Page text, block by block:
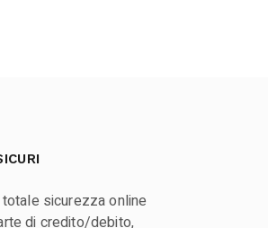
sicurezza online
di credito/debito,